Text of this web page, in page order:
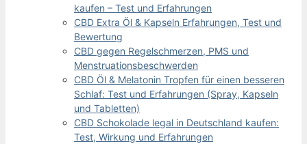
kaufen – Test und Erfahrungen
CBD Extra Öl & Kapseln Erfahrungen, Test und
Bewertung
CBD gegen Regelschmerzen, PMS und
Menstruationsbeschwerden
CBD Öl & Melatonin Tropfen für einen besseren
Schlaf: Test und Erfahrungen (Spray, Kapseln
und Tabletten)
CBD Schokolade legal in Deutschland kaufen:
Test, Wirkung und Erfahrungen